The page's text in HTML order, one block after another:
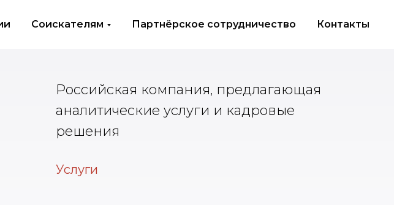
Соискателям Партнёрское сотрудничество Контакты
Российская компания, предлагающая
аналитические услуги и кадровые
решения
Услуги